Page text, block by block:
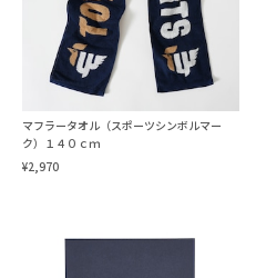
マフラータオル（スポーツシンボルマー
ク）１４０ｃｍ
¥2,970